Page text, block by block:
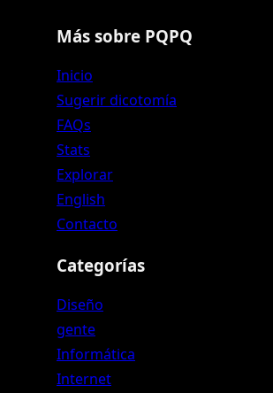
Más sobre PQPQ
Inicio
Sugerir dicotomía
FAQs
Stats
Explorar
English
Contacto
Categorías
Diseño
gente
Informática
Internet